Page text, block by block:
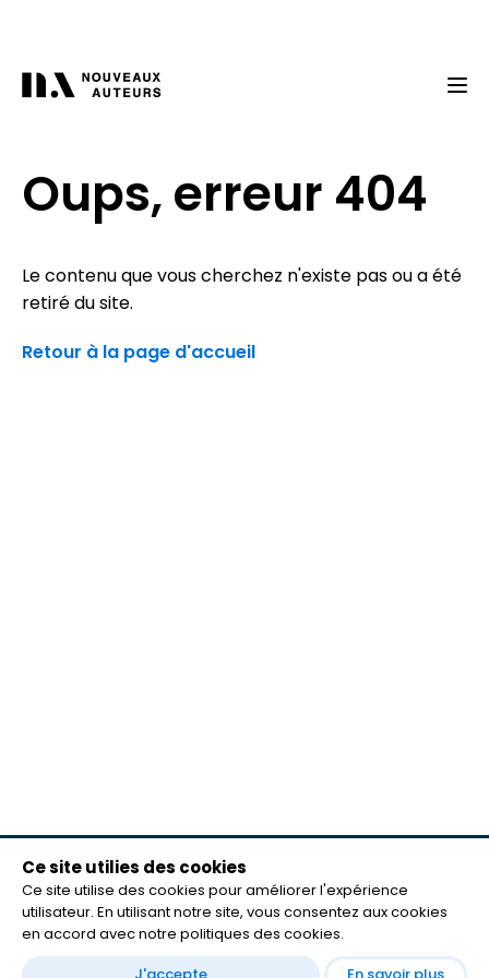
Oups, erreur 404
Le contenu que vous cherchez n'existe pas ou a été
retiré du site.
Retour à la page d'accueil
meilleurs lecteurs
FAQ
Contact
Ce site utilies des cookies
Ce site utilise des cookies pour améliorer l'expérience
utilisateur. En utilisant notre site, vous consentez aux cookies
en accord avec notre politiques des cookies.